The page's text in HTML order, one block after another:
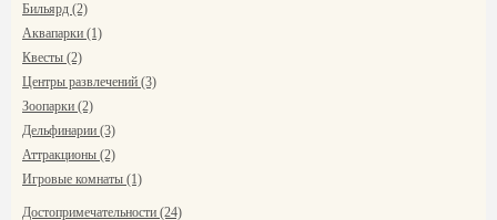
Бильярд (2)
Аквапарки (1)
Квесты (2)
Центры развлечений (3)
Зоопарки (2)
Дельфинарии (3)
Аттракционы (2)
Игровые комнаты (1)
Достопримечательности (24)